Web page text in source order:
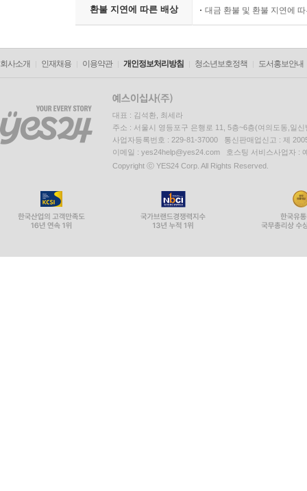
환불 지연에 따른 배상 대금 환불 및 환불 지연에
회사소개 인재채용 이용약관 개인정보처리방침 청소년보호정책 도서홍보안내
대표 : 김석환, 최세라
주소 : 서울시 영등포구 은행로 11, 5층~6층(여의도동,일신
사업자등록번호 : 229-81-37000 통신판매업신고 : 제
이메일 : yes24help@yes24.com 호스팅 서비스사업자 :
Copyright ⓒ YES24 Corp. All Rights Reserved.